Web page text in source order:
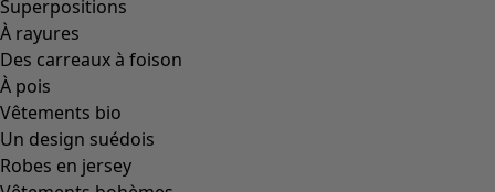
Superpositions
À rayures
Des carreaux à foison
À pois
Vêtements bio
Un design suédois
Robes en jersey